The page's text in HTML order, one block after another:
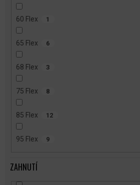
60 Flex 1
65 Flex 6
68 Flex 3
75 Flex 8
85 Flex 12
95 Flex 9
ZAHNUTÍ